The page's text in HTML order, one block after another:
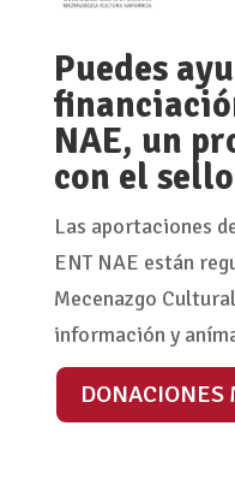
Puedes
NAE, un
con el
Las aportaciones
ENT NAE están
Mecenazgo
información y
DONACIONES